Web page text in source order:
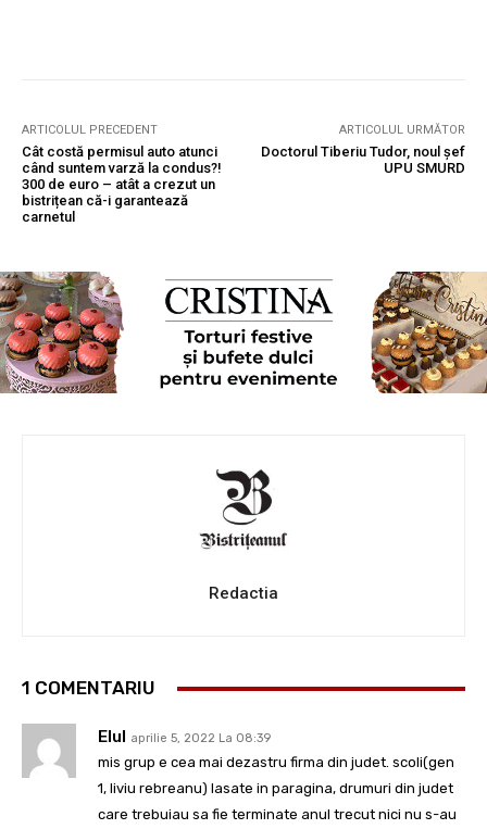
ARTICOLUL PRECEDENT
Cât costă permisul auto atunci
când suntem varză la condus?!
300 de euro – atât a crezut un
bistrițean că-i garantează
carnetul
ARTICOLUL URMĂTOR
Doctorul Tiberiu Tudor, noul șef
UPU SMURD
Redactia
1 COMENTARIU
Elul aprilie 5, 2022 La 08:39
mis grup e cea mai dezastru firma din judet. scoli(gen
1, liviu rebreanu) lasate in paragina, drumuri din judet
care trebuiau sa fie terminate anul trecut nici nu s-au